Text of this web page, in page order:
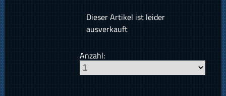
Dieser Artikel ist leider
ausverkauft
Anzahl: